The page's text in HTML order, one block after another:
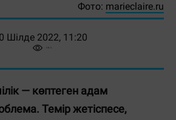
Фото: marieclaire.ru
Шілде 2022, 11:20
— көптеген адам
Темір жетіспесе,